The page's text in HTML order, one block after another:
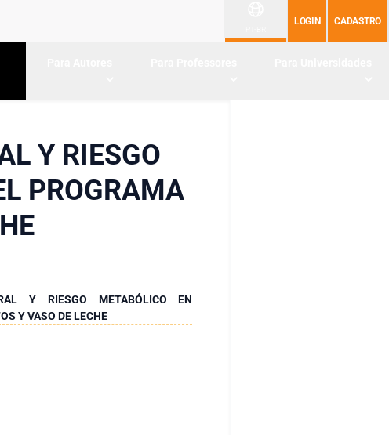
LOGIN CADASTRO
Y RIESGO
PROGRAMA
Y RIESGO METABÓLICO EN
Y VASO DE LECHE